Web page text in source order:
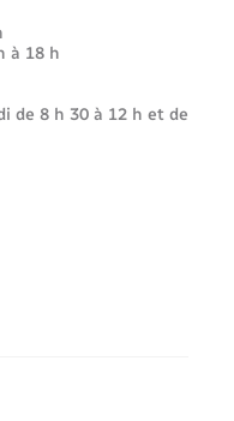
à 18 h
de 8 h 30 à 12 h et de